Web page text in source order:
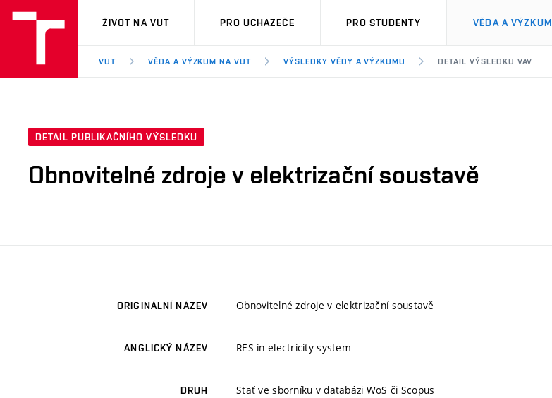
VUT
ŽIVOT NA VUT PRO UCHAZEČE PRO STUDENTY VĚDA A VÝZKUM
VUT VĚDA A VÝZKUM NA VUT VÝSLEDKY VĚDY A VÝZKUMU DETAIL VÝSLEDKU VAV
DETAIL PUBLIKAČNÍHO VÝSLEDKU
Obnovitelné zdroje v elektrizační soustavě
ORIGINÁLNÍ NÁZEV Obnovitelné zdroje v elektrizační soustavě
ANGLICKÝ NÁZEV RES in electricity system
DRUH Stať ve sborníku v databázi WoS či Scopus